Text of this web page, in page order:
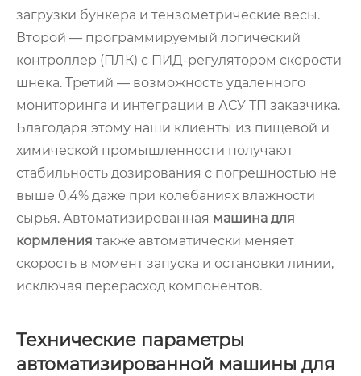
загрузки бункера и тензометрические весы.
Второй — программируемый логический
контроллер (ПЛК) с ПИД-регулятором скорости
шнека. Третий — возможность удаленного
мониторинга и интеграции в АСУ ТП заказчика.
Благодаря этому наши клиенты из пищевой и
химической промышленности получают
стабильность дозирования с погрешностью не
выше 0,4% даже при колебаниях влажности
сырья. Автоматизированная машина для
кормления также автоматически меняет
скорость в момент запуска и остановки линии,
исключая перерасход компонентов.
Технические параметры
автоматизированной машины для